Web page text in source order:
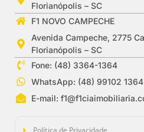
Florianópolis – SC
F1 NOVO CAMPECHE
Avenida Campeche, 2775
Florianópolis – SC
Fone: (48) 3364-1364
WhatsApp: (48) 99102 1364
E-mail:
Política de Privacidade